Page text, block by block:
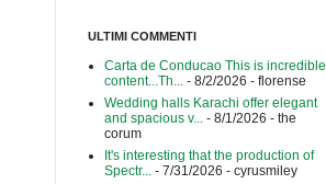
ULTIMI COMMENTI
Carta de Conducao This is incredible
content...Th... - 8/2/2026 - florense
Wedding halls Karachi offer elegant
and spacious v... - 8/1/2026 - the
corum
It's interesting that the production of
Spectr... - 7/31/2026 - cyrusmiley